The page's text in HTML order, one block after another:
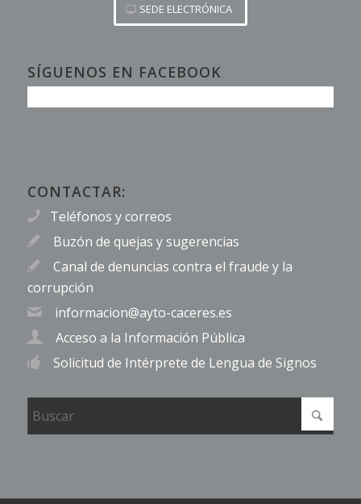
SEDE ELECTRÓNICA
SÍGUENOS EN FACEBOOK
CONTACTAR:
Teléfonos y correos
Buzón de quejas y sugerencias
Canal de denuncias contra el fraude y la
corrupción
informacion@ayto-caceres.es
Acceso a la Información Pública
Solicitud de Intérprete de Lengua de Signos